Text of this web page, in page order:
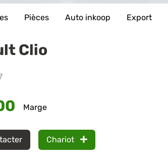
Pièces Auto inkoop Export
Clio
Marge
Chariot